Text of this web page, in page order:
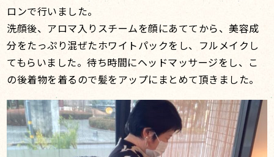
ロンで行いました。
洗顔後、アロマ入りスチームを顔にあててから、美容成
分をたっぷり混ぜたホワイトパックをし、フルメイクし
てもらいました。待ち時間にヘッドマッサージをし、こ
の後着物を着るので髪をアップにまとめて頂きました。